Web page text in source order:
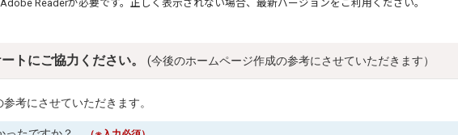
Adobe Readerが必要です。正しく表示されない場合、最新バージョンをご利用ください。